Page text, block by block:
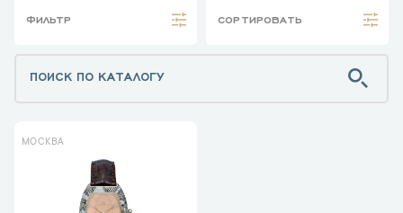
ФИЛЬТР СОРТИРОВАТЬ
МОСКВА